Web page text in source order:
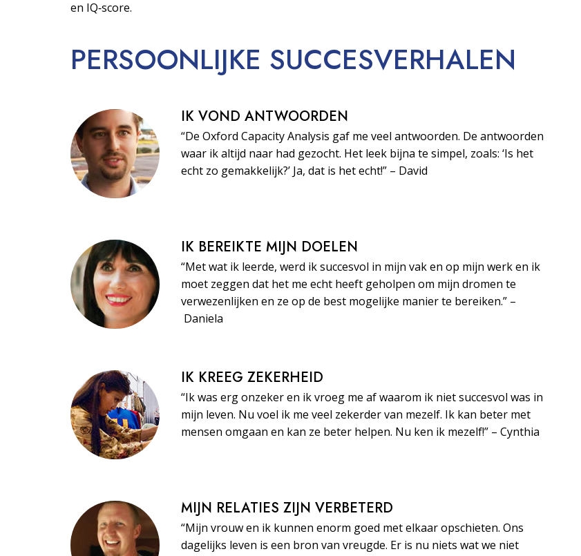
en IQ‑score.
PERSOONLIJKE SUCCESVERHALEN
IK VOND ANTWOORDEN
“De Oxford Capacity Analysis gaf me veel antwoorden. De antwoorden
waar ik altijd naar had gezocht. Het leek bijna te simpel, zoals: ‘Is het
echt zo gemakkelijk?’ Ja, dat is het echt!” – David
IK BEREIKTE MIJN DOELEN
“Met wat ik leerde, werd ik succesvol in mijn vak en op mijn werk en ik
moet zeggen dat het me echt heeft geholpen om mijn dromen te
verwezenlijken en ze op de best mogelijke manier te bereiken.” –
Daniela
IK KREEG ZEKERHEID
“Ik was erg onzeker en ik vroeg me af waarom ik niet succesvol was in
mijn leven. Nu voel ik me veel zekerder van mezelf. Ik kan beter met
mensen omgaan en kan ze beter helpen. Nu ken ik mezelf!” – Cynthia
MIJN RELATIES ZIJN VERBETERD
“Mijn vrouw en ik kunnen enorm goed met elkaar opschieten. Ons
dagelijks leven is een bron van vreugde. Er is nu niets wat we niet